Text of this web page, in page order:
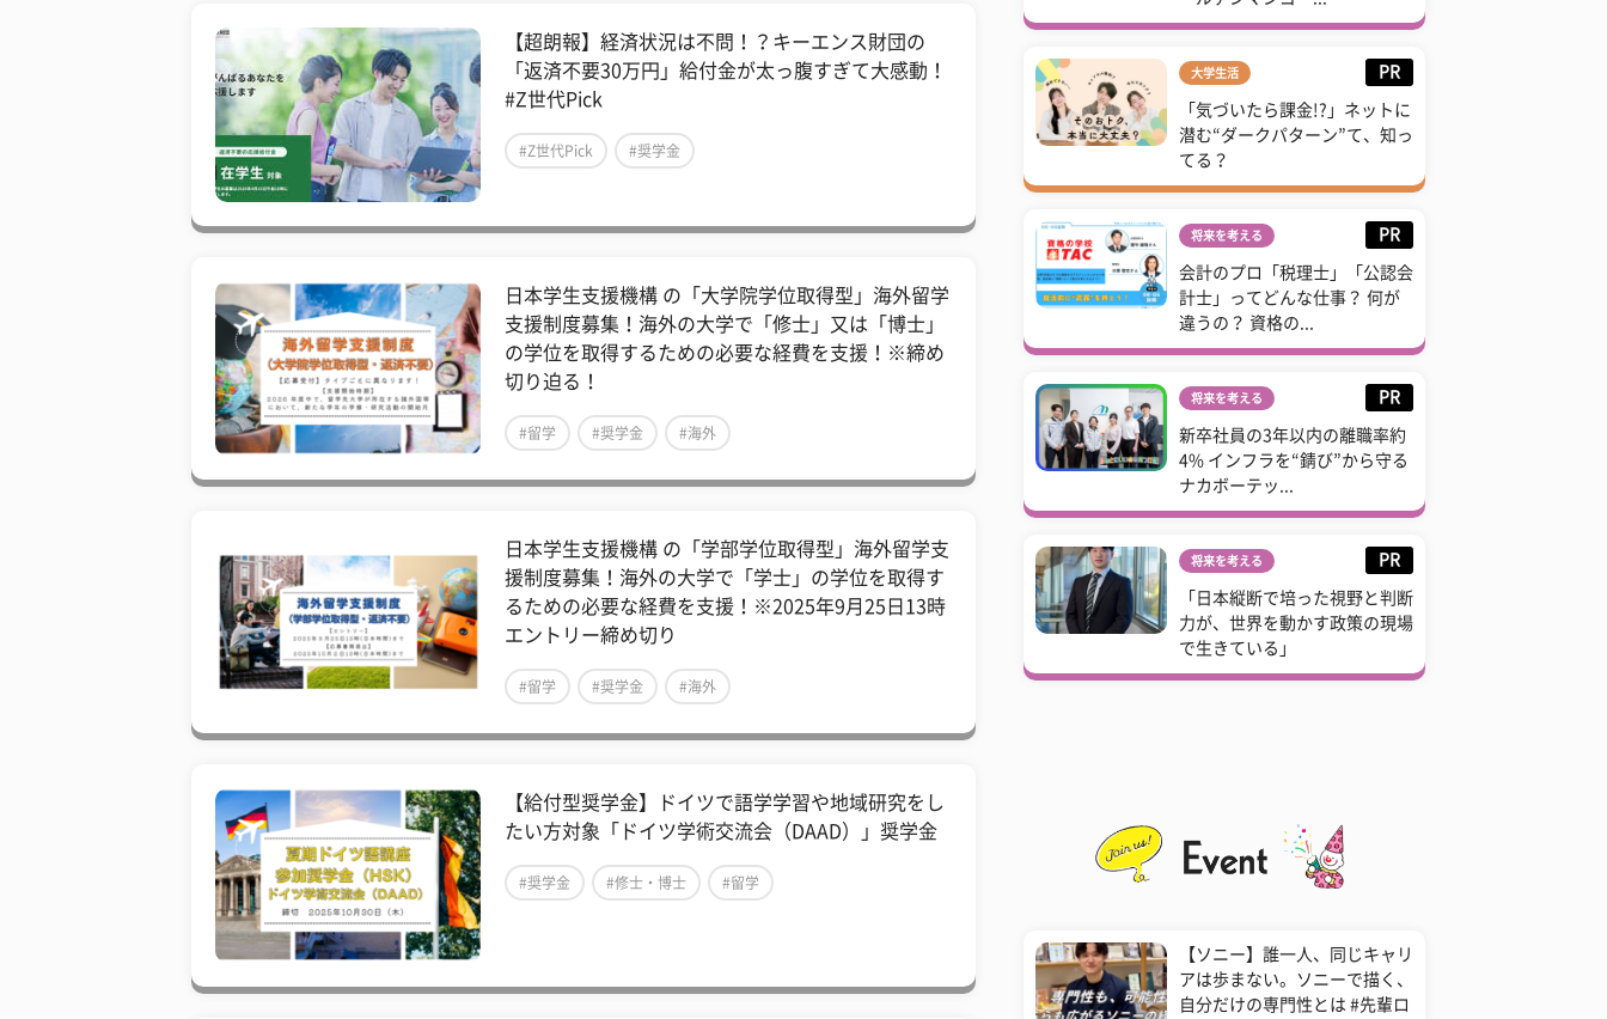
【超朗報】経済状況は不問！？キーエンス財団の
「返済不要30万円」給付金が太っ腹すぎて大感動！
#Z世代Pick
#Z世代Pick #奨学金
日本学生支援機構 の「大学院学位取得型」海外留学
支援制度募集！海外の大学で「修士」又は「博士」
の学位を取得するための必要な経費を支援！※締め
切り迫る！
#留学 #奨学金 #海外
日本学生支援機構 の「学部学位取得型」海外留学支
援制度募集！海外の大学で「学士」の学位を取得す
るための必要な経費を支援！※2025年9月25日13時
エントリー締め切り
#留学 #奨学金 #海外
【給付型奨学金】ドイツで語学学習や地域研究をし
たい方対象「ドイツ学術交流会（DAAD）」奨学金
#奨学金 #修士・博士 #留学
大学生活 PR
「気づいたら課金!?」ネットに
潜む“ダークパターン”て、知っ
てる？
将来を考える PR
会計のプロ「税理士」「公認会
計士」ってどんな仕事？ 何が
違うの？ 資格の...
将来を考える PR
新卒社員の3年以内の離職率約
4% インフラを“錆び”から守る
ナカボーテッ...
将来を考える PR
「日本縦断で培った視野と判断
力が、世界を動かす政策の現場
で生きている」
【ソニー】誰一人、同じキャリ
アは歩まない。ソニーで描く、
自分だけの専門性とは #先輩ロ